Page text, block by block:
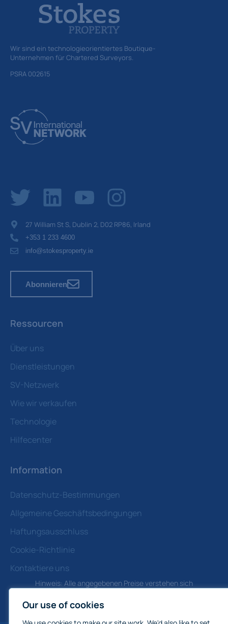
Our use of cookies
Wir sind ein technologieorientiertes Boutique-
Unternehmen für Chartered Surveyors.
PSRA 002615
Ressourcen
Über uns
Dienstleistungen
SV-Netzwerk
Wie wir verkaufen
Technologie
Hilfecenter
Information
Datenschutz-Bestimmungen
Allgemeine Geschäftsbedingungen
Haftungsausschluss
Cookie-Richtlinie
Kontaktiere uns
27 William St S, Dublin 2, D02 RP86, Irland
+353 1 233 4600
info@stokesproperty.ie
Abonnieren
Hinweis: Alle angegebenen Preise verstehen sich